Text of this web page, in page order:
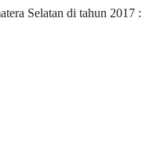
Selatan di tahun 2017 :